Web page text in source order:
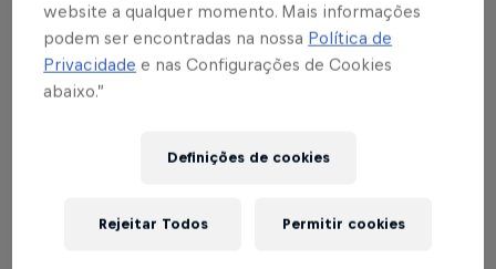
Filipinho marcou, de pênalti, o gol da
vitória Massa Bruta
Published on10.05.2025 · 17:27 UTC
website a qualquer momento. Mais informações
podem ser encontradas na nossa Política de
Privacidade e nas Configurações de Cookies
abaixo.”
Definições de cookies
Rejeitar Todos Permitir cookies